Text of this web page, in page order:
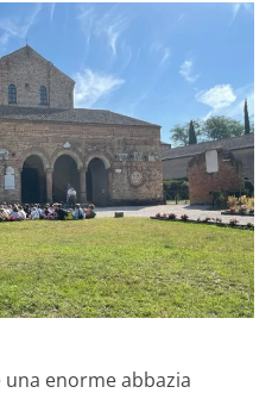
enorme abbazia